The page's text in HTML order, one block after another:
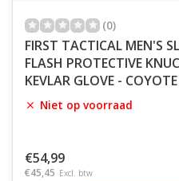
(0)
FIRST TACTICAL MEN'S
FLASH PROTECTIVE
KEVLAR GLOVE - COYOTE
Niet op voorraad
€54,99
€45,45 Excl. btw